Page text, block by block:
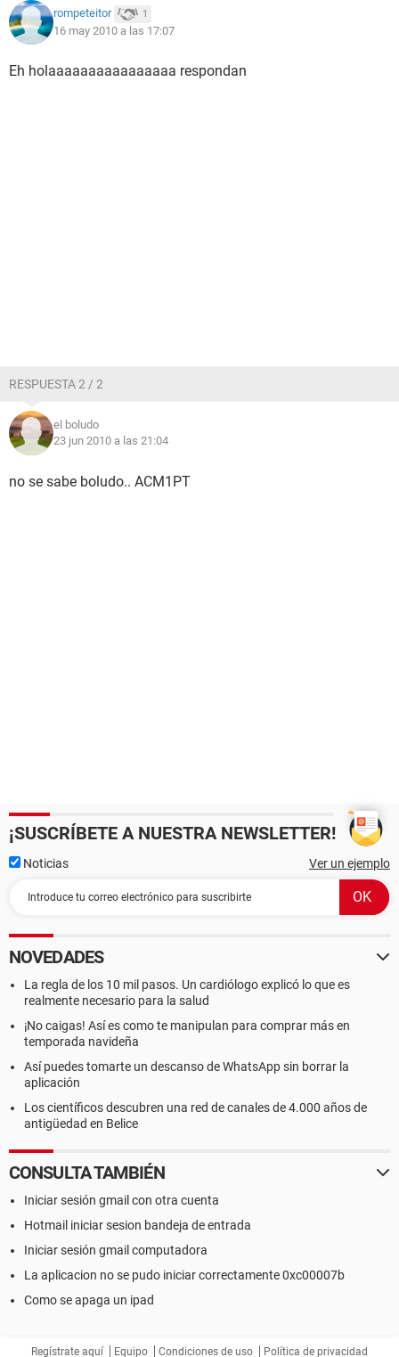
rompeteitor 1
16 may 2010 a las 17:07
Eh holaaaaaaaaaaaaaaaa respondan
RESPUESTA 2 / 2
el boludo
23 jun 2010 a las 21:04
no se sabe boludo.. ACM1PT
¡SUSCRÍBETE A NUESTRA NEWSLETTER!
Noticias Ver un ejemplo
NOVEDADES
La regla de los 10 mil pasos. Un cardiólogo explicó lo que es
realmente necesario para la salud
¡No caigas! Así es como te manipulan para comprar más en
temporada navideña
Así puedes tomarte un descanso de WhatsApp sin borrar la
aplicación
Los científicos descubren una red de canales de 4.000 años de
antigüedad en Belice
CONSULTA TAMBIÉN
Iniciar sesión gmail con otra cuenta
Hotmail iniciar sesion bandeja de entrada
Iniciar sesión gmail computadora
La aplicacion no se pudo iniciar correctamente 0xc00007b
Como se apaga un ipad
Regístrate aquí Equipo Condiciones de uso Política de privacidad